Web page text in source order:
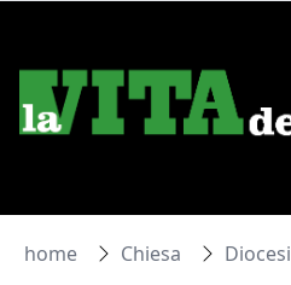
home Chiesa Diocesi